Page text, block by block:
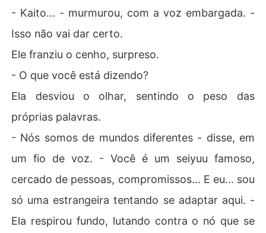
- Kaito... - murmurou, com a voz embargada. -
Isso não vai dar certo.
Ele franziu o cenho, surpreso.
- O que você está dizendo?
Ela desviou o olhar, sentindo o peso das
próprias palavras.
- Nós somos de mundos diferentes - disse, em
um fio de voz. - Você é um seiyuu famoso,
cercado de pessoas, compromissos... E eu... sou
só uma estrangeira tentando se adaptar aqui. -
Ela respirou fundo, lutando contra o nó que se